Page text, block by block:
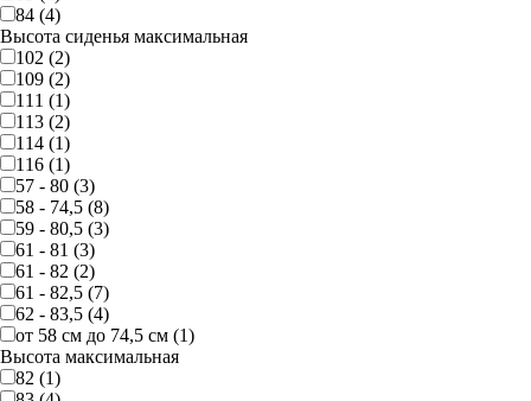
84 (4)
Высота сиденья максимальная
102 (2)
109 (2)
111 (1)
113 (2)
114 (1)
116 (1)
57 - 80 (3)
58 - 74,5 (8)
59 - 80,5 (3)
61 - 81 (3)
61 - 82 (2)
61 - 82,5 (7)
62 - 83,5 (4)
от 58 см до 74,5 см (1)
Высота максимальная
82 (1)